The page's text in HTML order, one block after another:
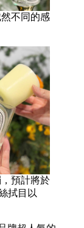
不同的感
預計將於
拭目以